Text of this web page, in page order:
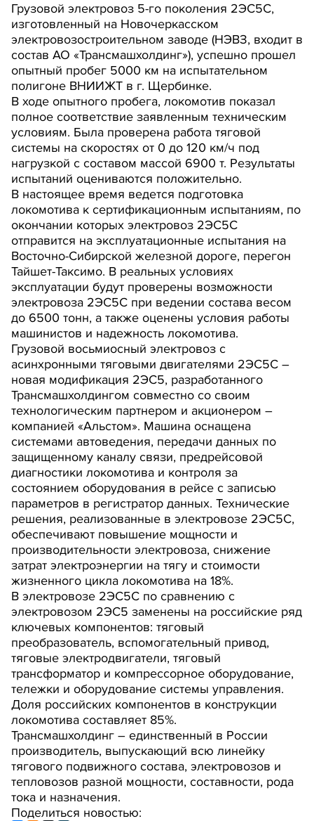
Грузовой электровоз 5-го поколения 2ЭС5С,
изготовленный на Новочеркасском
электровозостроительном заводе (НЭВЗ, входит в
состав АО «Трансмашхолдинг»), успешно прошел
опытный пробег 5000 км на испытательном
полигоне ВНИИЖТ в г. Щербинке.
В ходе опытного пробега, локомотив показал
полное соответствие заявленным техническим
условиям. Была проверена работа тяговой
системы на скоростях от 0 до 120 км/ч под
нагрузкой с составом массой 6900 т. Результаты
испытаний оцениваются положительно.
В настоящее время ведется подготовка
локомотива к сертификационным испытаниям, по
окончании которых электровоз 2ЭС5С
отправится на эксплуатационные испытания на
Восточно-Сибирской железной дороге, перегон
Тайшет-Таксимо. В реальных условиях
эксплуатации будут проверены возможности
электровоза 2ЭС5С при ведении состава весом
до 6500 тонн, а также оценены условия работы
машинистов и надежность локомотива.
Грузовой восьмиосный электровоз с
асинхронными тяговыми двигателями 2ЭС5С –
новая модификация 2ЭС5, разработанного
Трансмашхолдингом совместно со своим
технологическим партнером и акционером –
компанией «Альстом». Машина оснащена
системами автоведения, передачи данных по
защищенному каналу связи, предрейсовой
диагностики локомотива и контроля за
состоянием оборудования в рейсе с записью
параметров в регистратор данных. Технические
решения, реализованные в электровозе 2ЭС5С,
обеспечивают повышение мощности и
производительности электровоза, снижение
затрат электроэнергии на тягу и стоимости
жизненного цикла локомотива на 18%.
В электровозе 2ЭС5С по сравнению с
электровозом 2ЭС5 заменены на российские ряд
ключевых компонентов: тяговый
преобразователь, вспомогательный привод,
тяговые электродвигатели, тяговый
трансформатор и компрессорное оборудование,
тележки и оборудование системы управления.
Доля российских компонентов в конструкции
локомотива составляет 85%.
Трансмашхолдинг – единственный в России
производитель, выпускающий всю линейку
тягового подвижного состава, электровозов и
тепловозов разной мощности, составности, рода
тока и назначения.
Поделиться новостью: